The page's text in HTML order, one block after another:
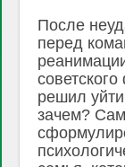
После
перед
решил
зачем?